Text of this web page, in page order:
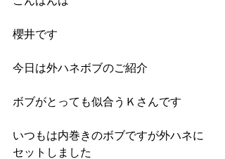
櫻井です
今日は外ハネボブのご紹介
ボブがとっても似合うＫさんです
いつもは内巻きのボブですが外ハネに
セットしました